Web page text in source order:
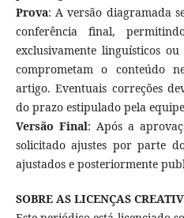
Prova: A versão diagramada
conferência final,
exclusivamente linguísticos
comprometam o conteúdo
artigo. Eventuais correções
do prazo estipulado pela
Versão Final: Após a
solicitado ajustes por parte
ajustados e posteriormente
SOBRE AS LICENÇAS